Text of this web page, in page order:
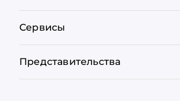
Сервисы
Представительства